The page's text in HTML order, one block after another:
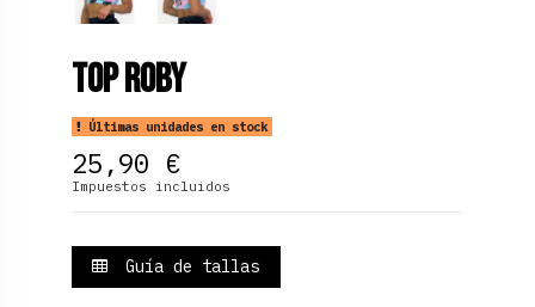
Top Roby
Últimas unidades en stock
25,90 €
Impuestos incluidos
Guía de tallas